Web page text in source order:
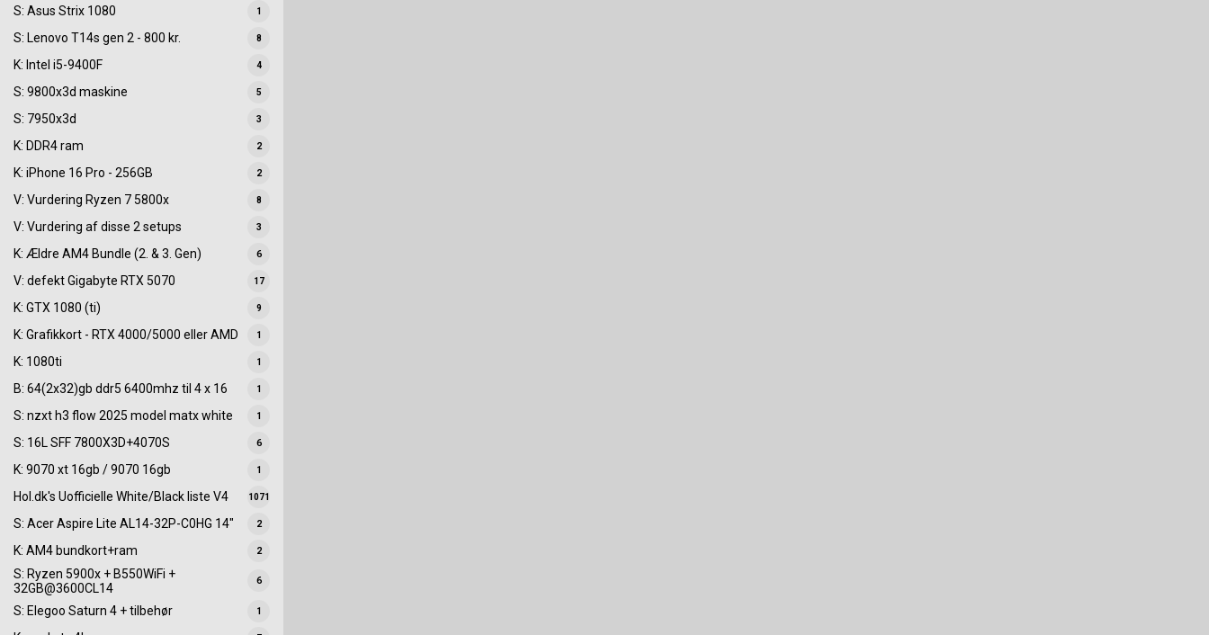
S: Asus Strix 1080 1
S: Lenovo T14s gen 2 - 800 kr. 8
K: Intel i5-9400F 4
S: 9800x3d maskine 5
S: 7950x3d 3
K: DDR4 ram 2
K: iPhone 16 Pro - 256GB 2
V: Vurdering Ryzen 7 5800x 8
V: Vurdering af disse 2 setups 3
K: Ældre AM4 Bundle (2. & 3. Gen) 6
V: defekt Gigabyte RTX 5070 17
K: GTX 1080 (ti) 9
K: Grafikkort - RTX 4000/5000 eller AMD 1
K: 1080ti 1
B: 64(2x32)gb ddr5 6400mhz til 4 x 16 1
S: nzxt h3 flow 2025 model matx white 1
S: 16L SFF 7800X3D+4070S 6
K: 9070 xt 16gb / 9070 16gb 1
Hol.dk's Uofficielle White/Black liste V4 1071
S: Acer Aspire Lite AL14-32P-C0HG 14" 2
K: AM4 bundkort+ram 2
S: Ryzen 5900x + B550WiFi +
32GB@3600CL14
6
S: Elegoo Saturn 4 + tilbehør 1